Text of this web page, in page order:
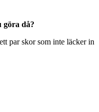
göra då?
par skor som inte läcker in